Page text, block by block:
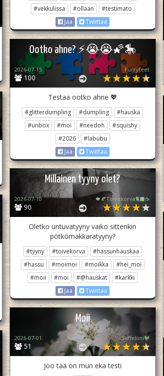
#vekkulissa
#ollaan
#testimato
Jaa
Twiittaa
Ootko ahne? ⚡😭😭🌠🎠
100
2026-07-15 Furryfeet
Testaa ootko ahne 💖
#glitterdumpling #dumpling
#hauska
#unbox
#moi #needoh
#squishy
#2026
#labubu
Jaa
Twiittaa
Millainen tyyny olet?
90
2026-07-10 🍁🍂Toivekorva🐈‍⬛☕
Oletko untuvatyyny vaiko sittenkin
pötkömakkaratyyny?
#tyyny #toivekorva
#hassunhauskaa
#hassu
#moimoi #moikka
#hei_moi
#moii
#moi #@hauskat
#karkki
Jaa
Twiittaa
Moii
51
2026-07-01 Suffeliini🐓
Joo tää on mun eka testi